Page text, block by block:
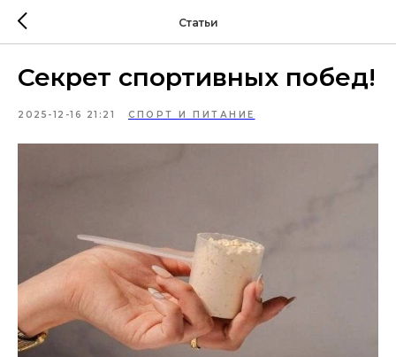
Статьи
Секрет спортивных побед!
2025-12-16 21:21 СПОРТ И ПИТАНИЕ